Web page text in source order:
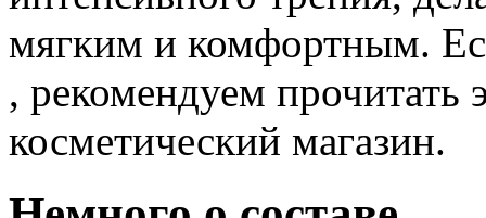
мягким и комфортным.
, рекомендуем прочитать
косметический магазин.